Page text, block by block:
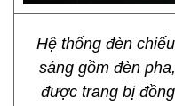
Hệ thống đèn
sáng gồm đèn
được trang bị